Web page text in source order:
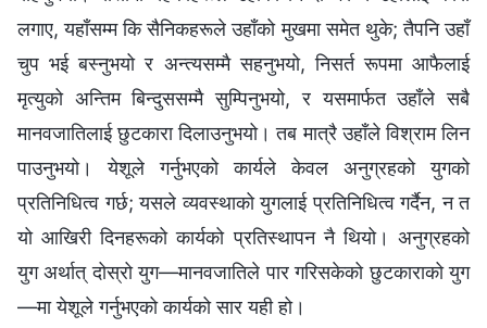
लगाए, यहाँसम्म कि सैनिकहरूले उहाँको मुखमा समेत थुके; तैपनि उहाँ
चुप भई बस्‍नुभयो र अन्त्यसम्मै सहनुभयो, निसर्त रूपमा आफैलाई
मृत्युको अन्तिम बिन्दुससम्मै सुम्पिनुभयो, र यसमार्फत उहाँले सबै
मानवजातिलाई छुटकारा दिलाउनुभयो। तब मात्रै उहाँले विश्राम लिन
पाउनुभयो। येशूले गर्नुभएको कार्यले केवल अनुग्रहको युगको
प्रतिनिधित्व गर्छ; यसले व्यवस्थाको युगलाई प्रतिनिधित्व गर्दैन, न त
यो आखिरी दिनहरूको कार्यको प्रतिस्थापन नै थियो। अनुग्रहको
युग अर्थात् दोस्रो युग—मानवजातिले पार गरिसकेको छुटकाराको युग
—मा येशूले गर्नुभएको कार्यको सार यही हो।